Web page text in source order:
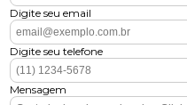
Digite seu email
Digite seu telefone
Mensagem